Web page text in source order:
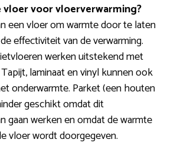
vloer voor vloerverwarming?
een vloer om warmte door te laten
effectiviteit van de verwarming.
werken uitstekend met
laminaat en vinyl kunnen ook
onderwarmte. Parket (een houten
geschikt omdat dit
gaan werken en omdat de warmte
vloer wordt doorgegeven.